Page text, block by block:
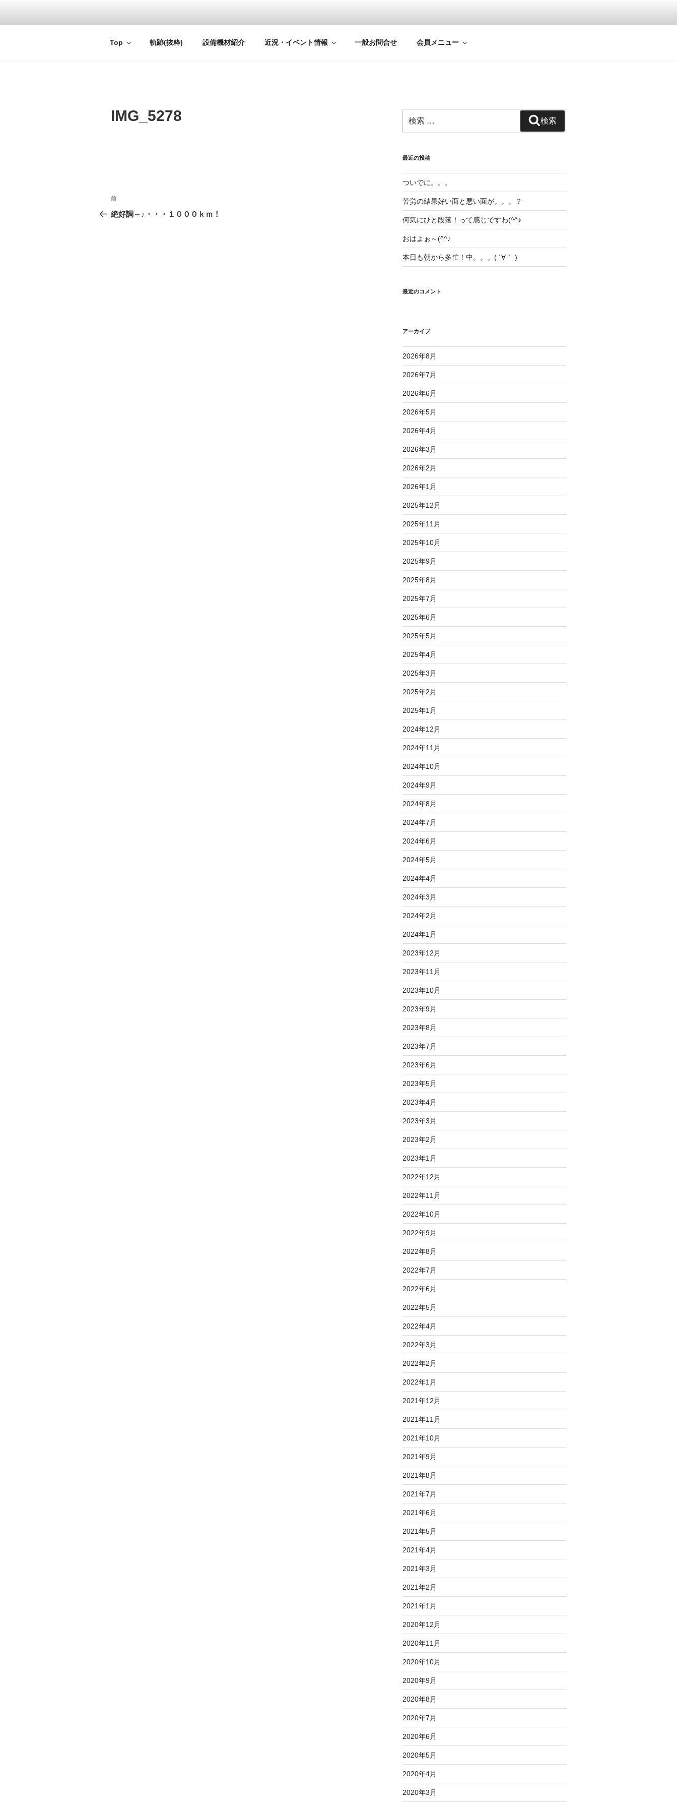
Top 軌跡(抜粋) 設備機材紹介 近況・イベント情報 一般お問合せ 会員メニュー
IMG_5278
投
稿
過
去
前
絶好調～♪・・・１０００ｋｍ！
索:
検索
最近の投稿
ついでに。。。
苦労の結果好い面と悪い面が。。。？
何気にひと段落！って感じですわ(^^♪
おはよぉ～(^^♪
本日も朝から多忙！中。。。( ´∀｀ )
最近のコメント
アーカイブ
2026年8月
2026年7月
2026年6月
2026年5月
2026年4月
2026年3月
2026年2月
2026年1月
2025年12月
2025年11月
2025年10月
2025年9月
2025年8月
2025年7月
2025年6月
2025年5月
2025年4月
2025年3月
2025年2月
2025年1月
2024年12月
2024年11月
2024年10月
2024年9月
2024年8月
2024年7月
2024年6月
2024年5月
2024年4月
2024年3月
2024年2月
2024年1月
2023年12月
2023年11月
2023年10月
2023年9月
2023年8月
2023年7月
2023年6月
2023年5月
2023年4月
2023年3月
2023年2月
2023年1月
2022年12月
2022年11月
2022年10月
2022年9月
2022年8月
2022年7月
2022年6月
2022年5月
2022年4月
2022年3月
2022年2月
2022年1月
2021年12月
2021年11月
2021年10月
2021年9月
2021年8月
2021年7月
2021年6月
2021年5月
2021年4月
2021年3月
2021年2月
2021年1月
2020年12月
2020年11月
2020年10月
2020年9月
2020年8月
2020年7月
2020年6月
2020年5月
2020年4月
2020年3月